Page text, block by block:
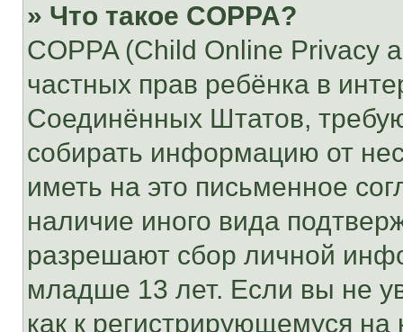
» Что такое COPPA?
COPPA (Child Online Privacy
частных прав ребёнка в
Соединённых Штатов,
собирать информацию от
иметь на это письменное
наличие иного вида
разрешают сбор личной
младше 13 лет. Если вы не
как к регистрирующемуся